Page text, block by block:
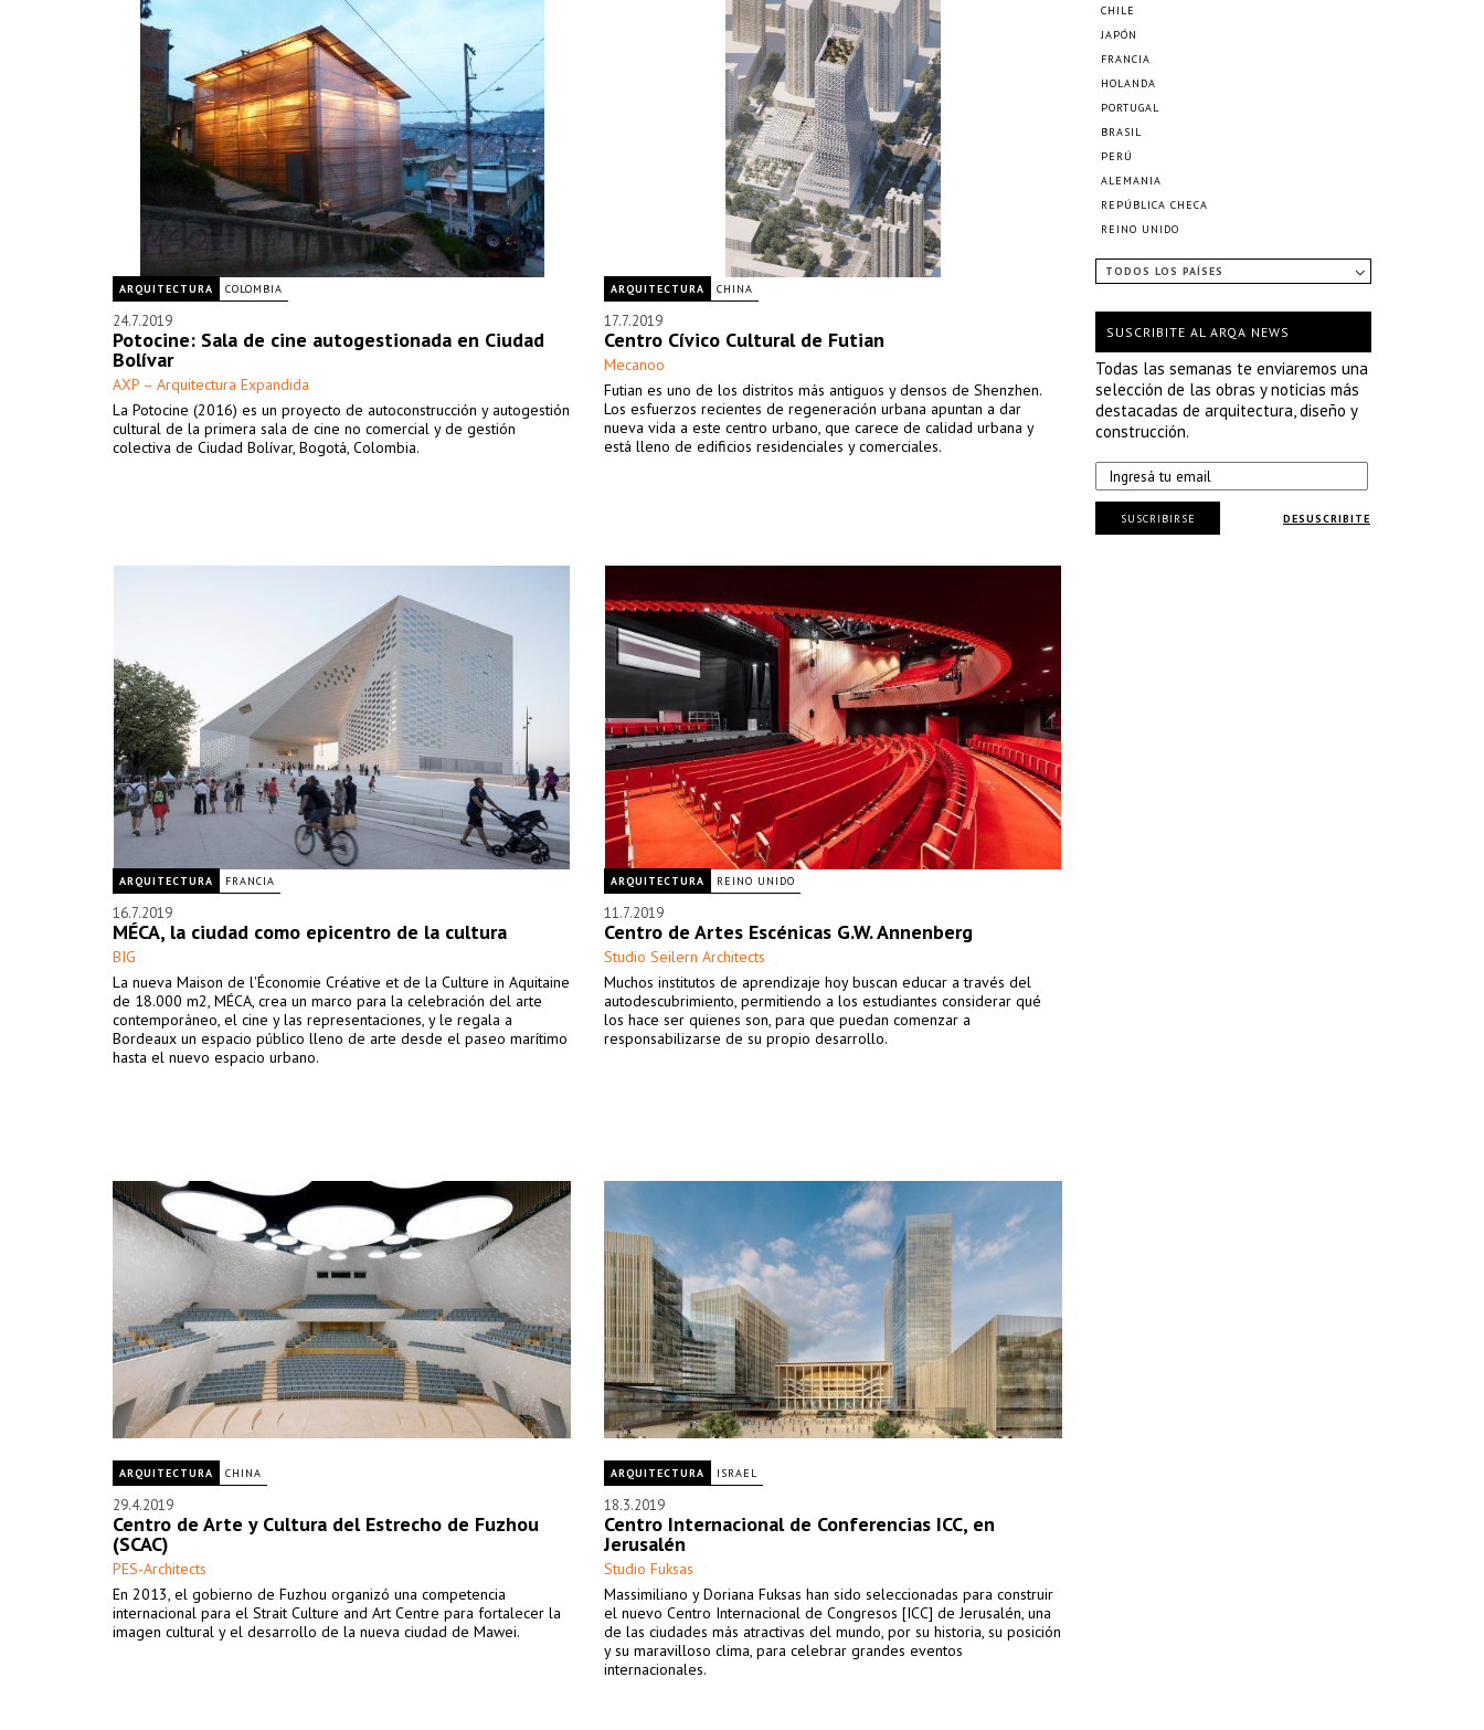
ARQUITECTURA COLOMBIA
24.7.2019
Potocine: Sala de cine autogestionada en Ciudad
Bolívar
AXP – Arquitectura Expandida
La Potocine (2016) es un proyecto de autoconstrucción y autogestión
cultural de la primera sala de cine no comercial y de gestión
colectiva de Ciudad Bolívar, Bogotá, Colombia.
ARQUITECTURA CHINA
17.7.2019
Centro Cívico Cultural de Futian
Mecanoo
Futian es uno de los distritos más antiguos y densos de Shenzhen.
Los esfuerzos recientes de regeneración urbana apuntan a dar
nueva vida a este centro urbano, que carece de calidad urbana y
está lleno de edificios residenciales y comerciales.
ARQUITECTURA FRANCIA
16.7.2019
MÉCA, la ciudad como epicentro de la cultura
BIG
La nueva Maison de l'Économie Créative et de la Culture in Aquitaine
de 18.000 m2, MÉCA, crea un marco para la celebración del arte
contemporáneo, el cine y las representaciones, y le regala a
Bordeaux un espacio público lleno de arte desde el paseo marítimo
hasta el nuevo espacio urbano.
ARQUITECTURA REINO UNIDO
11.7.2019
Centro de Artes Escénicas G.W. Annenberg
Studio Seilern Architects
Muchos institutos de aprendizaje hoy buscan educar a través del
autodescubrimiento, permitiendo a los estudiantes considerar qué
los hace ser quienes son, para que puedan comenzar a
responsabilizarse de su propio desarrollo.
ARQUITECTURA CHINA
29.4.2019
Centro de Arte y Cultura del Estrecho de Fuzhou
(SCAC)
PES-Architects
En 2013, el gobierno de Fuzhou organizó una competencia
internacional para el Strait Culture and Art Centre para fortalecer la
imagen cultural y el desarrollo de la nueva ciudad de Mawei.
ARQUITECTURA ISRAEL
18.3.2019
Centro Internacional de Conferencias ICC, en
Jerusalén
Studio Fuksas
Massimiliano y Doriana Fuksas han sido seleccionadas para construir
el nuevo Centro Internacional de Congresos [ICC] de Jerusalén, una
de las ciudades más atractivas del mundo, por su historia, su posición
y su maravilloso clima, para celebrar grandes eventos
internacionales.
CHILE
JAPÓN
FRANCIA
HOLANDA
PORTUGAL
BRASIL
PERÚ
ALEMANIA
REPÚBLICA CHECA
REINO UNIDO
TODOS LOS PAÍSES
SUSCRIBITE AL ARQA NEWS
Todas las semanas te enviaremos una
selección de las obras y noticias más
destacadas de arquitectura, diseño y
construcción.
DESUSCRIBITE
SUSCRIBIRSE